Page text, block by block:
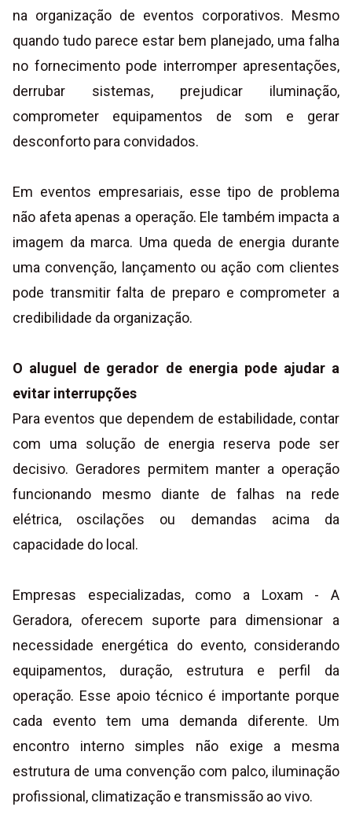
na organização de eventos corporativos. Mesmo
quando tudo parece estar bem planejado, uma falha
no fornecimento pode interromper apresentações,
derrubar sistemas, prejudicar iluminação,
comprometer equipamentos de som e gerar
desconforto para convidados.
Em eventos empresariais, esse tipo de problema
não afeta apenas a operação. Ele também impacta a
imagem da marca. Uma queda de energia durante
uma convenção, lançamento ou ação com clientes
pode transmitir falta de preparo e comprometer a
credibilidade da organização.
O aluguel de gerador de energia pode ajudar a
evitar interrupções
Para eventos que dependem de estabilidade, contar
com uma solução de energia reserva pode ser
decisivo. Geradores permitem manter a operação
funcionando mesmo diante de falhas na rede
elétrica, oscilações ou demandas acima da
capacidade do local.
Empresas especializadas, como a Loxam - A
Geradora, oferecem suporte para dimensionar a
necessidade energética do evento, considerando
equipamentos, duração, estrutura e perfil da
operação. Esse apoio técnico é importante porque
cada evento tem uma demanda diferente. Um
encontro interno simples não exige a mesma
estrutura de uma convenção com palco, iluminação
profissional, climatização e transmissão ao vivo.